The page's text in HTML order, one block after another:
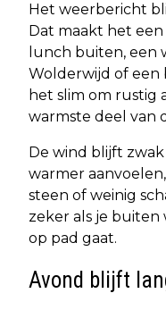
Het weerbericht
Dat maakt het
lunch buiten, een
Wolderwijd of een
het slim om rustig
warmste deel van
De wind blijft
warmer
steen of weinig
zeker als je
op pad gaat.
Avond blijft